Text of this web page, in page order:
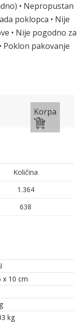
• Nepropustan
poklopca • Nije
• Nije pogodno za
Poklon pakovanje
Korpa
Količina
1.364
638
x 10 cm
kg